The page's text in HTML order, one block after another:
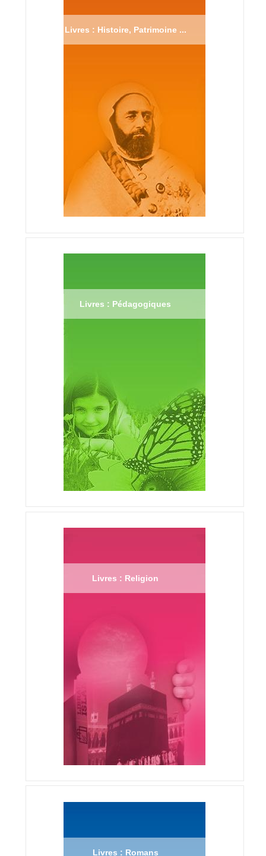
Livres : Histoire, Patrimoine ...
Livres : Pédagogiques
Livres : Religion
Livres : Romans